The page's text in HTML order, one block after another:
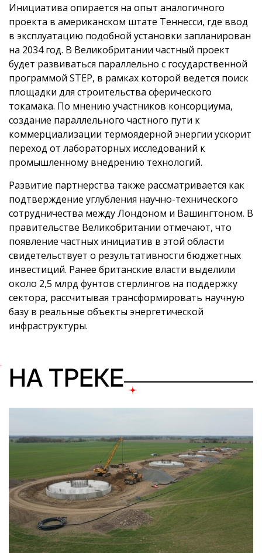
Инициатива опирается на опыт аналогичного
проекта в американском штате Теннесси, где ввод
в эксплуатацию подобной установки запланирован
на 2034 год. В Великобритании частный проект
будет развиваться параллельно с государственной
программой STEP, в рамках которой ведется поиск
площадки для строительства сферического
токамака. По мнению участников консорциума,
создание параллельного частного пути к
коммерциализации термоядерной энергии ускорит
переход от лабораторных исследований к
промышленному внедрению технологий.
Развитие партнерства также рассматривается как
подтверждение углубления научно-технического
сотрудничества между Лондоном и Вашингтоном. В
правительстве Великобритании отмечают, что
появление частных инициатив в этой области
свидетельствует о результативности бюджетных
инвестиций. Ранее британские власти выделили
около 2,5 млрд фунтов стерлингов на поддержку
сектора, рассчитывая трансформировать научную
базу в реальные объекты энергетической
инфраструктуры.
НА ТРЕКЕ